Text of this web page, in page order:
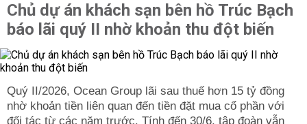
Chủ dự án khách sạn bên hồ Trúc Bạch
báo lãi quý II nhờ khoản thu đột biến
Quý II/2026, Ocean Group lãi sau thuế hơn 15 tỷ đồng
nhờ khoản tiền liên quan đến tiền đặt mua cổ phần với
đối tác từ các năm trước. Tính đến 30/6, tập đoàn vẫn